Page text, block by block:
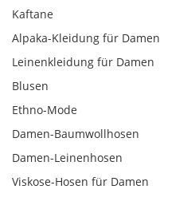
Kaftane
Alpaka-Kleidung für Damen
Leinenkleidung für Damen
Blusen
Ethno-Mode
Damen-Baumwollhosen
Damen-Leinenhosen
Viskose-Hosen für Damen